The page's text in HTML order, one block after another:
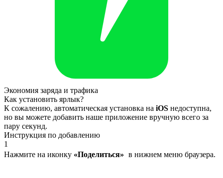
Экономия заряда и трафика
Как установить ярлык?
К сожалению, автоматическая установка на iOS недоступна,
но вы можете добавить наше приложение вручную всего за
пару секунд.
Инструкция по добавлению
1
Нажмите на иконку «Поделиться» в нижнем меню браузера.